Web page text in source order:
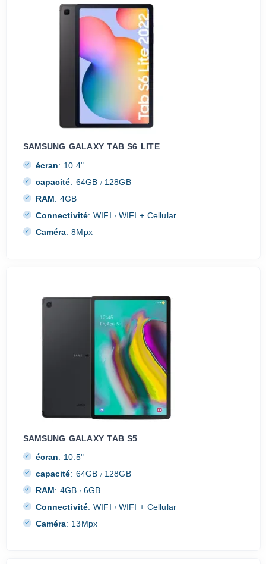
SAMSUNG GALAXY TAB S6 LITE
écran: 10.4"
capacité: 64GB/ 128GB
RAM: 4GB
Connectivité: WIFI /WIFI + Cellular
Caméra: 8Mpx
SAMSUNG GALAXY TAB S5
écran: 10.5"
capacité: 64GB/ 128GB
RAM: 4GB/ 6GB
Connectivité: WIFI /WIFI + Cellular
Caméra: 13Mpx